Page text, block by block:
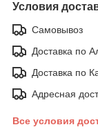
Условия
Самовывоз
Доставка по
Доставка по
Адресная
Все условия